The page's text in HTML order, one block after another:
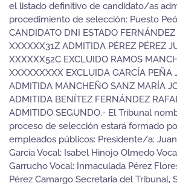
el listado definitivo de candidato/as
procedimiento de selección: Puesto
CANDIDATO DNI ESTADO
XXXXXX31Z ADMITIDA PÉREZ PÉREZ
XXXXXX52C EXCLUIDO RAMOS
XXXXXXXXX EXCLUIDA GARCÍA PEÑA
ADMITIDA MANCHEÑO SANZ MARÍA
ADMITIDA BENÍTEZ FERNÁNDEZ
ADMITIDO SEGUNDO.- El Tribunal
proceso de selección estará formado
empleados públicos: Presidente/a:
García Vocal: Isabel Hinojo Olmedo
Garrucho Vocal: Inmaculada Pérez
Pérez Camargo Secretaria del Tribunal,